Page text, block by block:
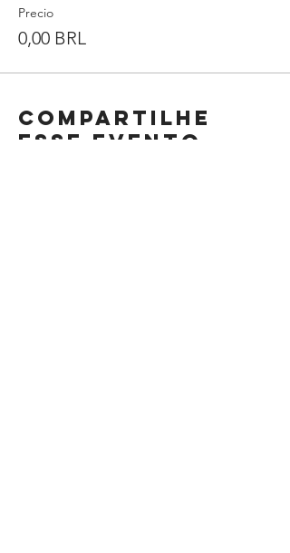
Precio
0,00 BRL
Compartilhe
esse evento